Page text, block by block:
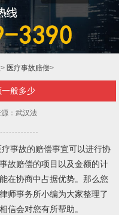
> 医疗事故赔偿>
一般多少
：武汉法
事故的赔偿事宜可以进行协
故赔偿的项目以及金额的计
在协商中占据优势。那么您
师事务所小编为大家整理了
信会对您有所帮助。